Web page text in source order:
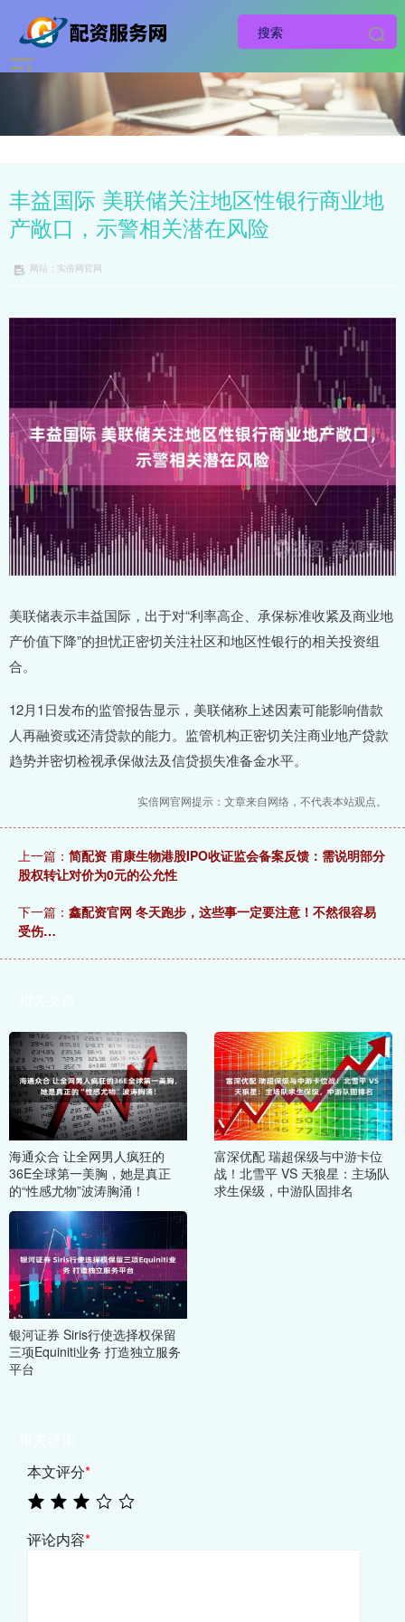
丰益国际 美联储关注地区性银行商业地
产敞口，示警相关潜在风险
网站：实倍网官网
美联储表示丰益国际，出于对“利率高企、承保标准收紧及商业地
产价值下降”的担忧正密切关注社区和地区性银行的相关投资组
合。
12月1日发布的监管报告显示，美联储称上述因素可能影响借款
人再融资或还清贷款的能力。监管机构正密切关注商业地产贷款
趋势并密切检视承保做法及信贷损失准备金水平。
实倍网官网提示：文章来自网络，不代表本站观点。
上一篇： 简配资 甫康生物港股IPO收证监会备案反馈：需说明部分
股权转让对价为0元的公允性
下一篇： 鑫配资官网 冬天跑步，这些事一定要注意！不然很容易
受伤…
海通众合 让全网男人疯狂的
36E全球第一美胸，她是真正
的“性感尤物”波涛胸涌！
富深优配 瑞超保级与中游卡位
战！北雪平 VS 天狼星：主场队
求生保级，中游队固排名
银河证券 Siris行使选择权保留
三项Equiniti业务 打造独立服务
平台
本文评分*
评论内容*